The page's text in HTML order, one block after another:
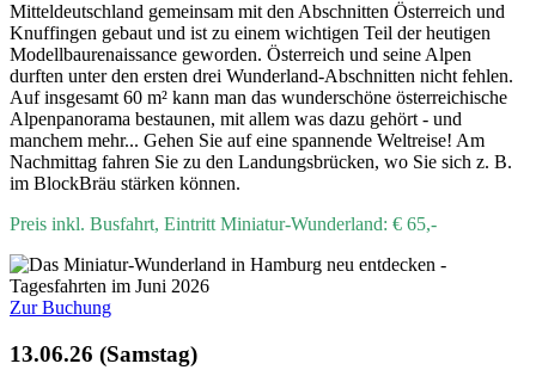
Mitteldeutschland gemeinsam mit den Abschnitten Österreich und
Knuffingen gebaut und ist zu einem wichtigen Teil der heutigen
Modellbaurenaissance geworden. Österreich und seine Alpen
durften unter den ersten drei Wunderland-Abschnitten nicht fehlen.
Auf insgesamt 60 m² kann man das wunderschöne österreichische
Alpenpanorama bestaunen, mit allem was dazu gehört - und
manchem mehr... Gehen Sie auf eine spannende Weltreise! Am
Nachmittag fahren Sie zu den Landungsbrücken, wo Sie sich z. B.
im BlockBräu stärken können.
Preis inkl. Busfahrt, Eintritt Miniatur-Wunderland: € 65,-
Zur Buchung
13.06.26 (Samstag)